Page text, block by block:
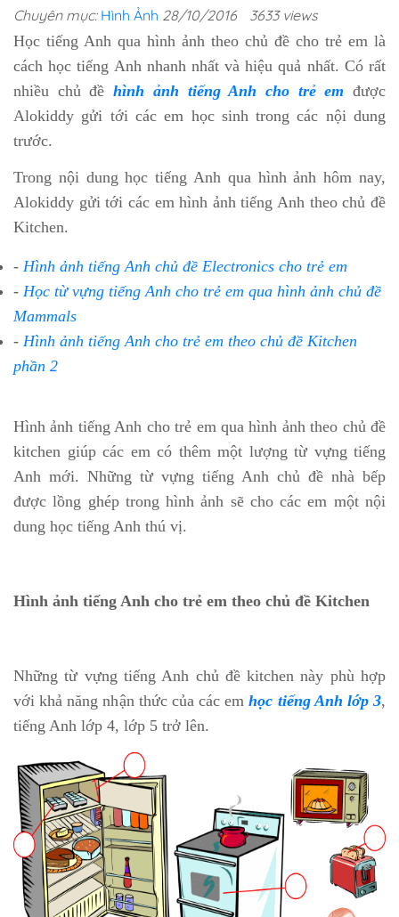
Chuyên mục: Hình Ảnh 28/10/2016
3633 views
Học tiếng Anh qua hình ảnh theo chủ đề cho trẻ em là
cách học tiếng Anh nhanh nhất và hiệu quả nhất. Có rất
nhiều chủ đềhình ảnh tiếng Anh cho trẻ em được
Alokiddy gửi tới các em học sinh trong các nội dung
trước.
Trong nội dung học tiếng Anh qua hình ảnh hôm nay,
Alokiddy gửi tới các em hình ảnh tiếng Anh theo chủ đề
Kitchen.
- Hình ảnh tiếng Anh chủ đề Electronics cho trẻ em
- Học từ vựng tiếng Anh cho trẻ em qua hình ảnh chủ đề
Mammals
- Hình ảnh tiếng Anh cho trẻ em theo chủ đề Kitchen
phần 2
Hình ảnh tiếng Anh cho trẻ em qua hình ảnh theo chủ đề
kitchen giúp các em có thêm một lượng từ vựng tiếng
Anh mới. Những từ vựng tiếng Anh chủ đề nhà bếp
được lồng ghép trong hình ảnh sẽ cho các em một nội
dung học tiếng Anh thú vị.
Hình ảnh tiếng Anh cho trẻ em theo chủ đề Kitchen
Những từ vựng tiếng Anh chủ đề kitchen này phù hợp
với khả năng nhận thức của các emhọc tiếng Anh lớp 3,
tiếng Anh lớp 4, lớp 5 trở lên.